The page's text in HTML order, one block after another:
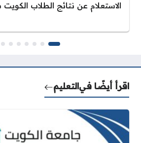
الاستعلام عن نتائج الطلاب الكويت
اقرأ أيضًا فيالتعليم